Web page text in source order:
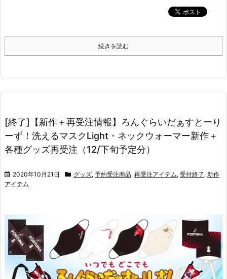
続きを読む
[終了]【新作＋再受注情報】ろんぐらいだぁすとーり
ーず！洗えるマスクLight・ネックウォーマー新作＋
各種グッズ再受注（12/下旬予定分）
2020年10月21日 グッズ, 予約受注商品, 再受注アイテム, 受付終了 , 新作
アイテム